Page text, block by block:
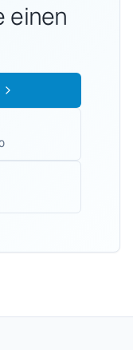
einen